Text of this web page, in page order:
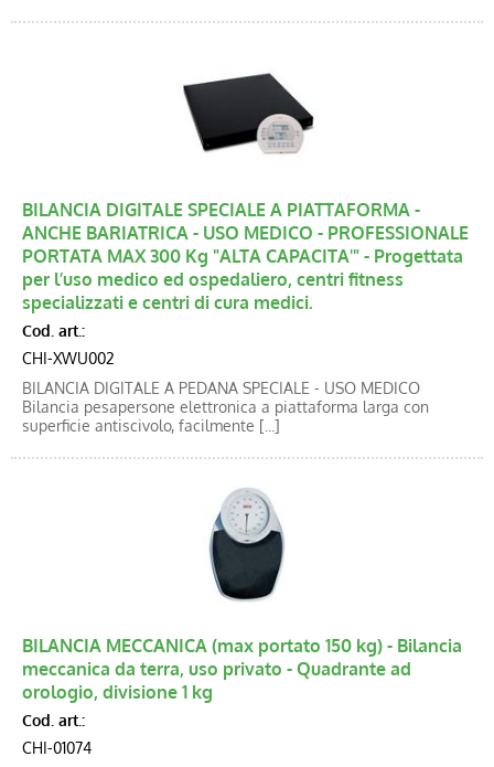
BILANCIA DIGITALE SPECIALE A PIATTAFORMA -
ANCHE BARIATRICA - USO MEDICO - PROFESSIONALE
PORTATA MAX 300 Kg "ALTA CAPACITA'" - Progettata
per l’uso medico ed ospedaliero, centri fitness
specializzati e centri di cura medici.
Cod. art.:
CHI-XWU002
BILANCIA DIGITALE A PEDANA SPECIALE - USO MEDICO
Bilancia pesapersone elettronica a piattaforma larga con
superficie antiscivolo, facilmente [...]
BILANCIA MECCANICA (max portato 150 kg) - Bilancia
meccanica da terra, uso privato - Quadrante ad
orologio, divisione 1 kg
Cod. art.:
CHI-01074